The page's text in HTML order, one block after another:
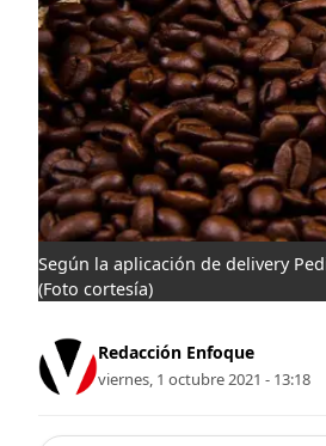
Según la aplicación de delivery
(Foto cortesía)
Redacción Enfoque
viernes, 1 octubre 2021 - 13:18